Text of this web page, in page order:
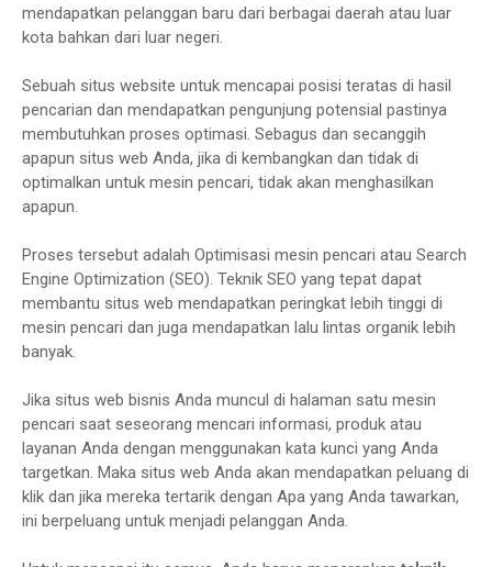
mendapatkan pelanggan baru dari berbagai daerah atau luar
kota bahkan dari luar negeri.
Sebuah situs website untuk mencapai posisi teratas di hasil
pencarian dan mendapatkan pengunjung potensial pastinya
membutuhkan proses optimasi. Sebagus dan secanggih
apapun situs web Anda, jika di kembangkan dan tidak di
optimalkan untuk mesin pencari, tidak akan menghasilkan
apapun.
Proses tersebut adalah Optimisasi mesin pencari atau Search
Engine Optimization (SEO). Teknik SEO yang tepat dapat
membantu situs web mendapatkan peringkat lebih tinggi di
mesin pencari dan juga mendapatkan lalu lintas organik lebih
banyak.
Jika situs web bisnis Anda muncul di halaman satu mesin
pencari saat seseorang mencari informasi, produk atau
layanan Anda dengan menggunakan kata kunci yang Anda
targetkan. Maka situs web Anda akan mendapatkan peluang di
klik dan jika mereka tertarik dengan Apa yang Anda tawarkan,
ini berpeluang untuk menjadi pelanggan Anda.